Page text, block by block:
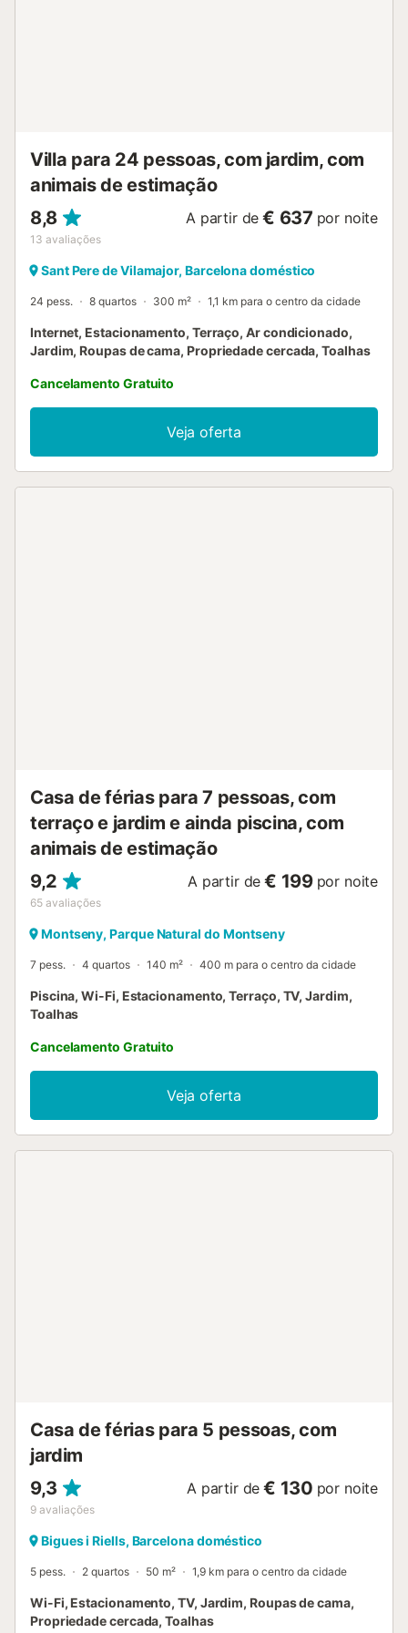
duran...
Villa para 24 pessoas, com jardim, com
animais de estimação
8,8
13 avaliações
A partir de € 637 por noite
Sant Pere de Vilamajor, Barcelona doméstico
24 pess. 8 quartos 300 m² 1,1 km para o centro da cidade
Internet, Estacionamento, Terraço, Ar condicionado,
Jardim, Roupas de cama, Propriedade cercada, Toalhas
Cancelamento Gratuito
Veja oferta
Casa de férias para 7 pessoas, com
terraço e jardim e ainda piscina, com
animais de estimação
9,2
65 avaliações
A partir de € 199 por noite
Montseny, Parque Natural do Montseny
7 pess. 4 quartos 140 m² 400 m para o centro da cidade
Piscina, Wi-Fi, Estacionamento, Terraço, TV, Jardim,
Toalhas
Cancelamento Gratuito
Veja oferta
Casa de férias para 5 pessoas, com
jardim
9,3
9 avaliações
A partir de € 130 por noite
Bigues i Riells, Barcelona doméstico
5 pess. 2 quartos 50 m² 1,9 km para o centro da cidade
Wi-Fi, Estacionamento, TV, Jardim, Roupas de cama,
Propriedade cercada, Toalhas